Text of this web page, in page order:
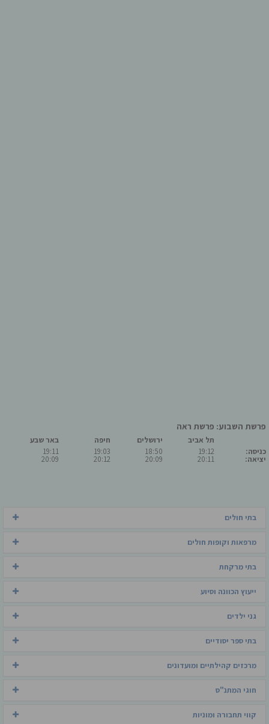
פרשת השבוע: פרשת ראה
כניסה:
יציאה:
תל אביב
19:12
20:11
ירושלים
18:50
20:09
חיפה
19:03
20:12
באר שבע
19:11
20:09
בתי חולים
מרפאות וקופות חולים
בתי מרקחת
ייעוץ הכוונה וסיוע
גני ילדים
בתי ספר יסודיים
מרכזים קהילתיים ומועדונים
חוגי המתנ"ס
קווי תחבורה ומוניות